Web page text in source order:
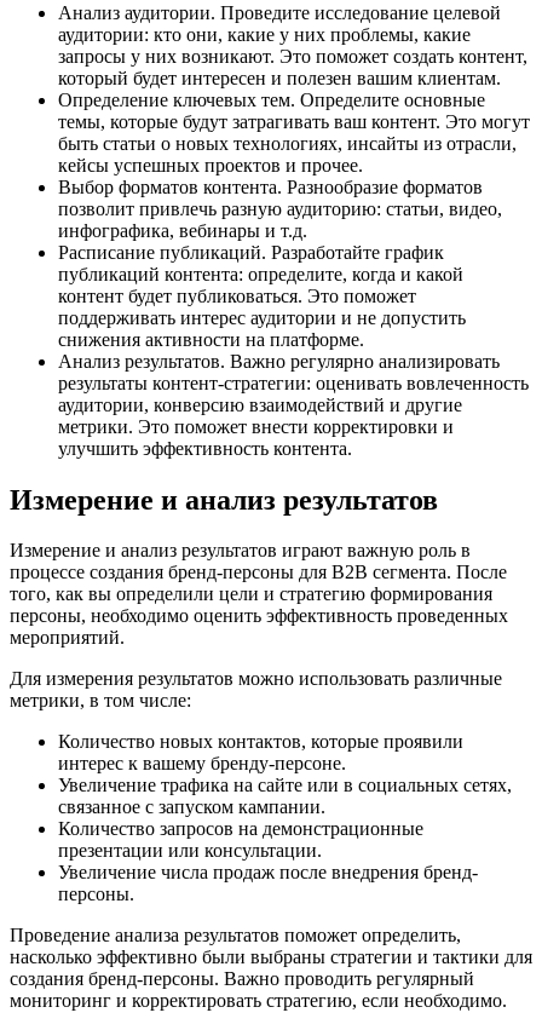
Анализ аудитории. Проведите исследование целевой
аудитории: кто они, какие у них проблемы, какие
запросы у них возникают. Это поможет создать контент,
который будет интересен и полезен вашим клиентам.
Определение ключевых тем. Определите основные
темы, которые будут затрагивать ваш контент. Это могут
быть статьи о новых технологиях, инсайты из отрасли,
кейсы успешных проектов и прочее.
Выбор форматов контента. Разнообразие форматов
позволит привлечь разную аудиторию: статьи, видео,
инфографика, вебинары и т.д.
Расписание публикаций. Разработайте график
публикаций контента: определите, когда и какой
контент будет публиковаться. Это поможет
поддерживать интерес аудитории и не допустить
снижения активности на платформе.
Анализ результатов. Важно регулярно анализировать
результаты контент-стратегии: оценивать вовлеченность
аудитории, конверсию взаимодействий и другие
метрики. Это поможет внести корректировки и
улучшить эффективность контента.
Измерение и анализ результатов
Измерение и анализ результатов играют важную роль в
процессе создания бренд-персоны для B2B сегмента. После
того, как вы определили цели и стратегию формирования
персоны, необходимо оценить эффективность проведенных
мероприятий.
Для измерения результатов можно использовать различные
метрики, в том числе:
Количество новых контактов, которые проявили
интерес к вашему бренду-персоне.
Увеличение трафика на сайте или в социальных сетях,
связанное с запуском кампании.
Количество запросов на демонстрационные
презентации или консультации.
Увеличение числа продаж после внедрения бренд-
персоны.
Проведение анализа результатов поможет определить,
насколько эффективно были выбраны стратегии и тактики для
создания бренд-персоны. Важно проводить регулярный
мониторинг и корректировать стратегию, если необходимо.